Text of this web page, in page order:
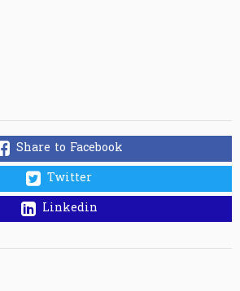
Share to Facebook
Twitter
Linkedin